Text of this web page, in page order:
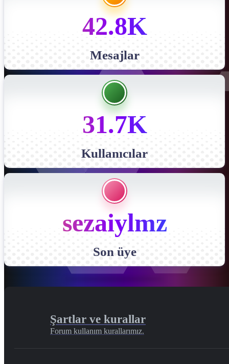
42.8K
Mesajlar
31.7K
Kullanıcılar
sezaiylmz
Son üye
Şartlar ve kurallar
Forum kullanım kurallarımız.